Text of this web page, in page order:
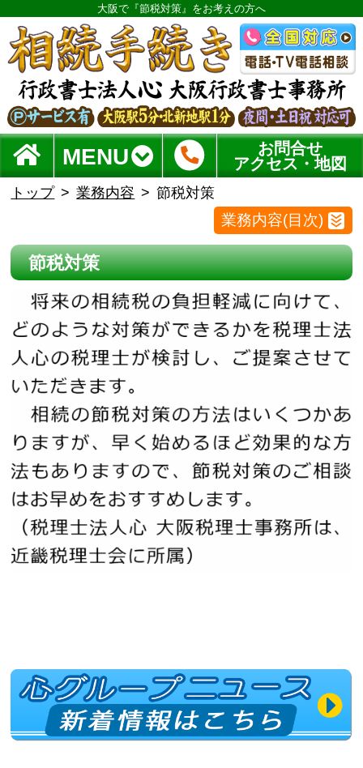
大阪で『節税対策』をお考えの方へ
MENU
お問合せ
アクセス・地図
トップ 業務内容 節税対策
業務内容(目次)
節税対策